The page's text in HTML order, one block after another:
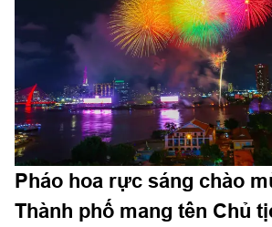
Pháo hoa rực sáng chào
Thành phố mang tên Chủ